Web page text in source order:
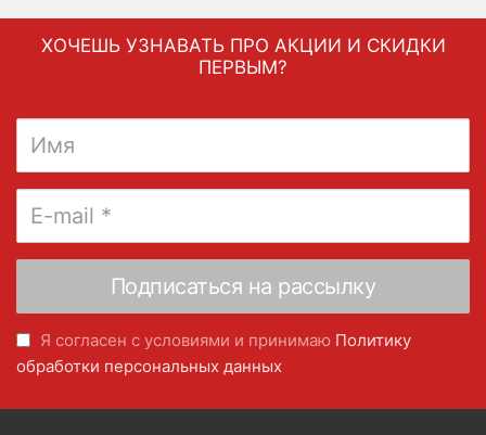
ХОЧЕШЬ УЗНАВАТЬ ПРО АКЦИИ И СКИДКИ
ПЕРВЫМ?
Я согласен с условиями и принимаю Политику
обработки персональных данных